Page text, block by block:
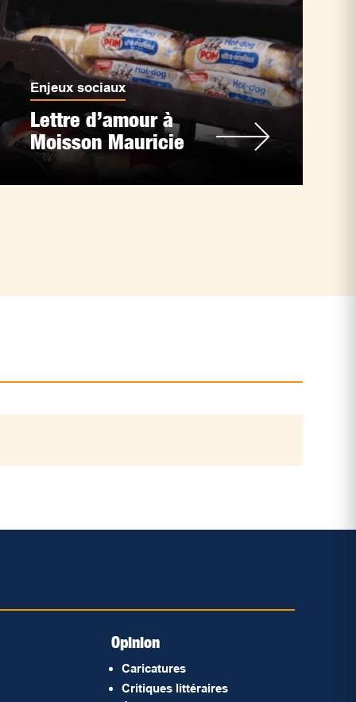
Enjeux sociaux
Lettre d’amour à
Moisson Mauricie
Opinion
Caricatures
Critiques littéraires